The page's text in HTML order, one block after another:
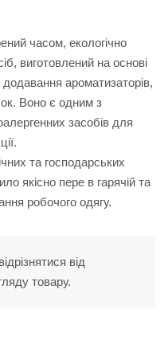
часом, екологічно
виготовлений на основі
ароматизаторів,
Воно є одним з
засобів для
та господарських
якісно пере в гарячій та
робочого одягу.
від
товару.